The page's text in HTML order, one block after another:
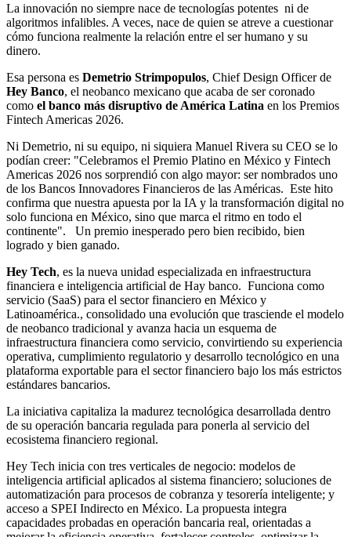
La innovación no siempre nace de tecnologías potentes ni de
algoritmos infalibles. A veces, nace de quien se atreve a cuestionar
cómo funciona realmente la relación entre el ser humano y su
dinero.
Esa persona es Demetrio Strimpopulos, Chief Design Officer de
Hey Banco, el neobanco mexicano que acaba de ser coronado
como el banco más disruptivo de América Latina en los Premios
Fintech Americas 2026.
Ni Demetrio, ni su equipo, ni siquiera Manuel Rivera su CEO se lo
podían creer: "Celebramos el Premio Platino en México y Fintech
Americas 2026 nos sorprendió con algo mayor: ser nombrados uno
de los Bancos Innovadores Financieros de las Américas. Este hito
confirma que nuestra apuesta por la IA y la transformación digital no
solo funciona en México, sino que marca el ritmo en todo el
continente". Un premio inesperado pero bien recibido, bien
logrado y bien ganado.
Hey Tech, es la nueva unidad especializada en infraestructura
financiera e inteligencia artificial de Hay banco. Funciona como
servicio (SaaS) para el sector financiero en México y
Latinoamérica., consolidado una evolución que trasciende el modelo
de neobanco tradicional y avanza hacia un esquema de
infraestructura financiera como servicio, convirtiendo su experiencia
operativa, cumplimiento regulatorio y desarrollo tecnológico en una
plataforma exportable para el sector financiero bajo los más estrictos
estándares bancarios.
La iniciativa capitaliza la madurez tecnológica desarrollada dentro
de su operación bancaria regulada para ponerla al servicio del
ecosistema financiero regional.
Hey Tech inicia con tres verticales de negocio: modelos de
inteligencia artificial aplicados al sistema financiero; soluciones de
automatización para procesos de cobranza y tesorería inteligente; y
acceso a SPEI Indirecto en México. La propuesta integra
capacidades probadas en operación bancaria real, orientadas a